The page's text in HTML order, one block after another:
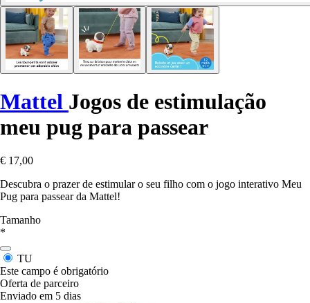
Mattel Jogos de estimulação
meu pug para passear
€ 17,00
Descubra o prazer de estimular o seu filho com o jogo interativo Meu
Pug para passear da Mattel!
Tamanho
*
TU
Este campo é obrigatório
Oferta de parceiro
Enviado em 5 dias